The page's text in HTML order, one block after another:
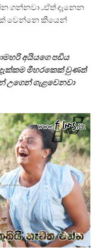
ගන්නවා ..ඒත් දැනෙන
වෙන්නෙ කීයෙන්
අයියගෙ පඩිය
මීහරකෙක් වුණත්
උගෙන් ගැළවෙනවා